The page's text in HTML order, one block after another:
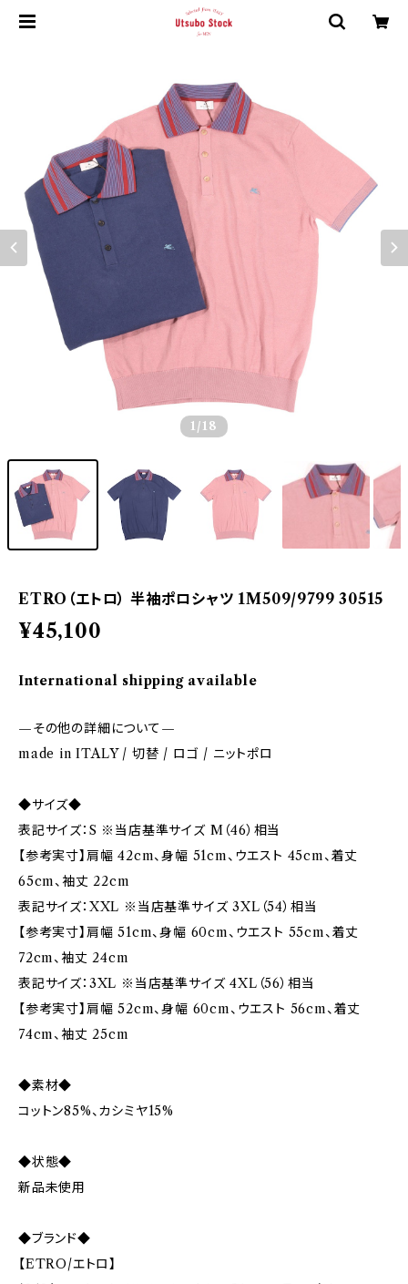
1 /18
ETRO（エトロ） 半袖ポロシャツ 1M509/9799 30515
¥45,100
International shipping available
—その他の詳細について—
made in ITALY / 切替 / ロゴ / ニットポロ
◆サイズ◆
表記サイズ：S ※当店基準サイズ M（46）相当
【参考実寸】肩幅 42cm、身幅 51cm、ウエスト 45cm、着丈
65cm、袖丈 22cm
表記サイズ：XXL ※当店基準サイズ 3XL（54）相当
【参考実寸】肩幅 51cm、身幅 60cm、ウエスト 55cm、着丈
72cm、袖丈 24cm
表記サイズ：3XL ※当店基準サイズ 4XL（56）相当
【参考実寸】肩幅 52cm、身幅 60cm、ウエスト 56cm、着丈
74cm、袖丈 25cm
◆素材◆
コットン85%、カシミヤ15%
◆状態◆
新品未使用
◆ブランド◆
【ETRO/エトロ】